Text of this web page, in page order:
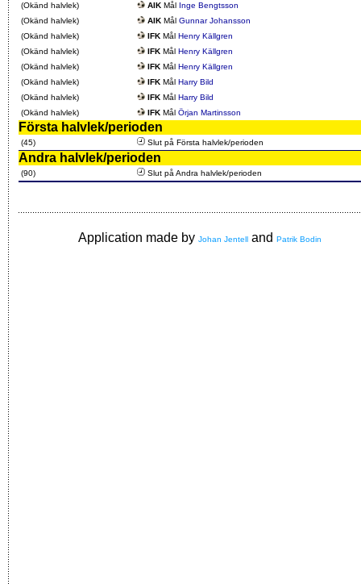
(Okänd halvlek) AIK Mål Inge Bengtsson
(Okänd halvlek)
AIK Mål Gunnar Johansson
(Okänd halvlek)
IFK Mål Henry Källgren
(Okänd halvlek)
IFK Mål Henry Källgren
(Okänd halvlek)
IFK Mål Henry Källgren
(Okänd halvlek)
IFK Mål Harry Bild
(Okänd halvlek)
IFK Mål Harry Bild
(Okänd halvlek)
IFK Mål Örjan Martinsson
Första halvlek/perioden
(45) Slut på Första halvlek/perioden
Andra halvlek/perioden
(90) Slut på Andra halvlek/perioden
Application made by Johan Jentell and Patrik Bodin